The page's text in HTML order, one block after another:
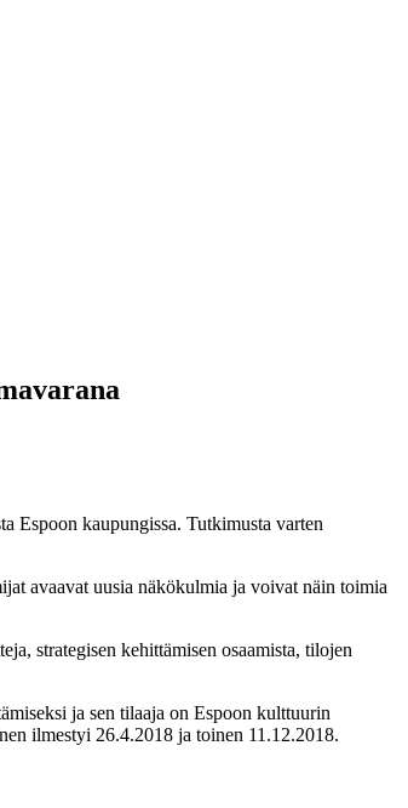
Espoon kaupungissa. Tutkimusta varten
avaavat uusia näkökulmia ja voivat näin toimia
strategisen kehittämisen osaamista, tilojen
ja sen tilaaja on Espoon kulttuurin
ilmestyi 26.4.2018 ja toinen 11.12.2018.